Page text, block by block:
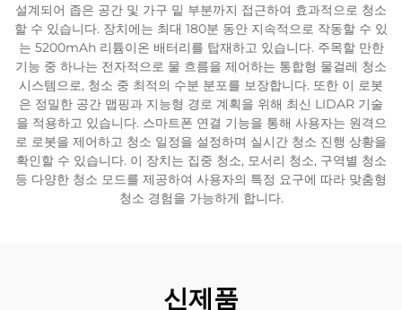
서비스 지원
연락
설계되어 좁은 공간 및 가구 밑 부분까지 접근하여 효과적으로 청소
할 수 있습니다. 장치에는 최대 180분 동안 지속적으로 작동할 수 있
는 5200mAh 리튬이온 배터리를 탑재하고 있습니다. 주목할 만한
기능 중 하나는 전자적으로 물 흐름을 제어하는 통합형 물걸레 청소
시스템으로, 청소 중 최적의 수분 분포를 보장합니다. 또한 이 로봇
은 정밀한 공간 맵핑과 지능형 경로 계획을 위해 최신 LIDAR 기술
을 적용하고 있습니다. 스마트폰 연결 기능을 통해 사용자는 원격으
로 로봇을 제어하고 청소 일정을 설정하며 실시간 청소 진행 상황을
확인할 수 있습니다. 이 장치는 집중 청소, 모서리 청소, 구역별 청소
등 다양한 청소 모드를 제공하여 사용자의 특정 요구에 따라 맞춤형
청소 경험을 가능하게 합니다.
신제품